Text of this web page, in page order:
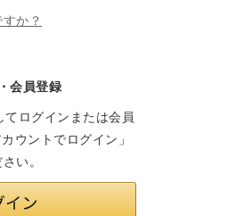
か？
会員登録
ログインまたは会員
ウントでログイン」
い。